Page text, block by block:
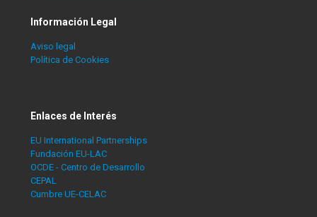
Información Legal
Aviso legal
Política de Cookies
Enlaces de Interés
EU International Partnerships
Fundación EU-LAC
OCDE - Centro de Desarrollo
CEPAL
Cumbre UE-CELAC